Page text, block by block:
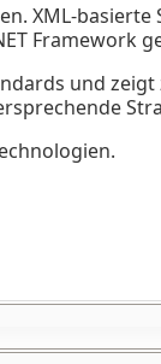
XML-basierte
Framework
und